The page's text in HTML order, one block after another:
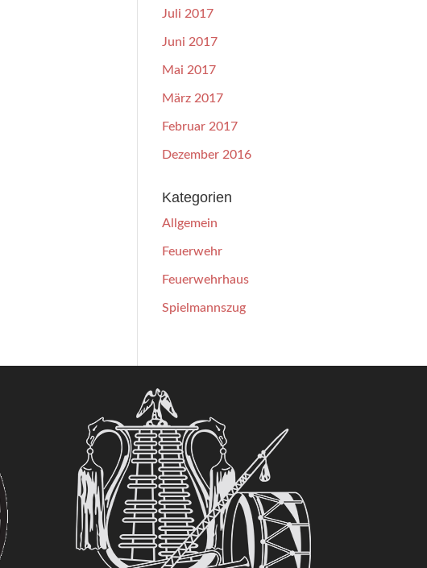
Juli 2017
Juni 2017
Mai 2017
März 2017
Februar 2017
Dezember 2016
Kategorien
Allgemein
Feuerwehr
Feuerwehrhaus
Spielmannszug